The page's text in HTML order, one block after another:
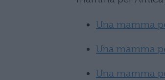
Una mamma
Una mamma
Una mamma